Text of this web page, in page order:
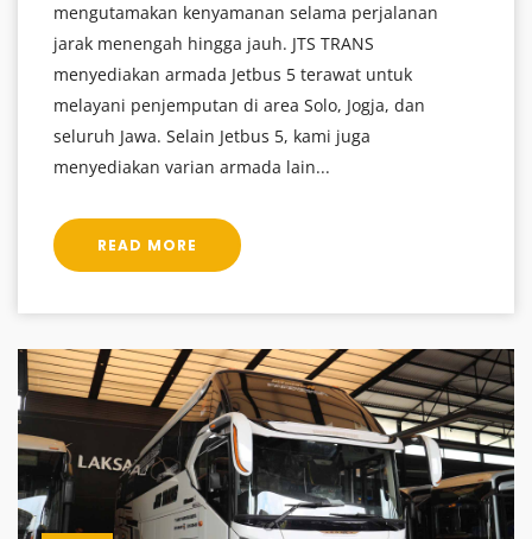
mengutamakan kenyamanan selama perjalanan
jarak menengah hingga jauh. JTS TRANS
menyediakan armada Jetbus 5 terawat untuk
melayani penjemputan di area Solo, Jogja, dan
seluruh Jawa. Selain Jetbus 5, kami juga
menyediakan varian armada lain...
READ MORE